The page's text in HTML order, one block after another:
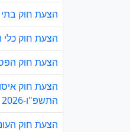
הצעת חוק בתי
הצעת חוק כלי
הצעת חוק
הצעת חוק
התשפ"ו-2026
הצעת חוק